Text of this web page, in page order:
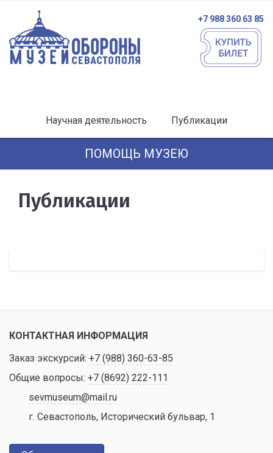
+7 988 360 63 85
Научная деятельность Публикации
ПОМОЩЬ МУЗЕЮ
Публикации
КОНТАКТНАЯ ИНФОРМАЦИЯ
Заказ экскурсий: +7 (988) 360-63-85
Общие вопросы: +7 (8692) 222-111
sevmuseum@mail.ru
г. Севастополь, Исторический бульвар, 1